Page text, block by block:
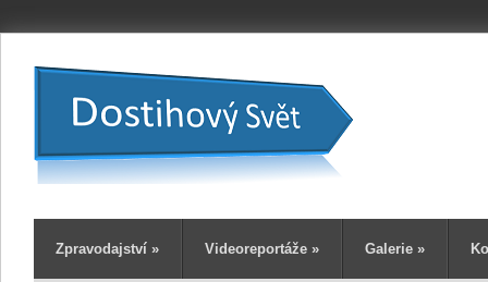
Zpravodajství » Videoreportáže » Galerie »